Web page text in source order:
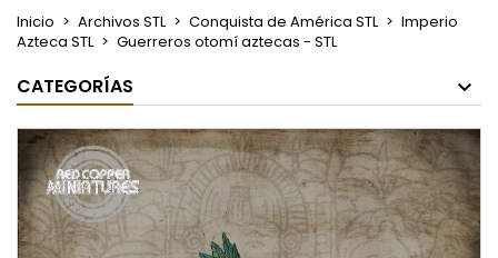
Inicio Archivos STL Conquista de América STL
Imperio
Azteca STL
Guerreros otomí aztecas - STL
CATEGORÍAS